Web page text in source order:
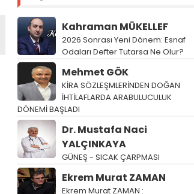
Kahraman MÜKELLEF
2026 Sonrası Yeni Dönem: Esnaf
Odaları Defter Tutarsa Ne Olur?
Mehmet GÖK
KİRA SÖZLEŞMLERİNDEN DOĞAN
İHTİLAFLARDA ARABULUCULUK
DÖNEMİ BAŞLADI
Dr. Mustafa Naci
YALÇINKAYA
GÜNEŞ - SICAK ÇARPMASI
Ekrem Murat ZAMAN
Ekrem Murat ZAMAN :